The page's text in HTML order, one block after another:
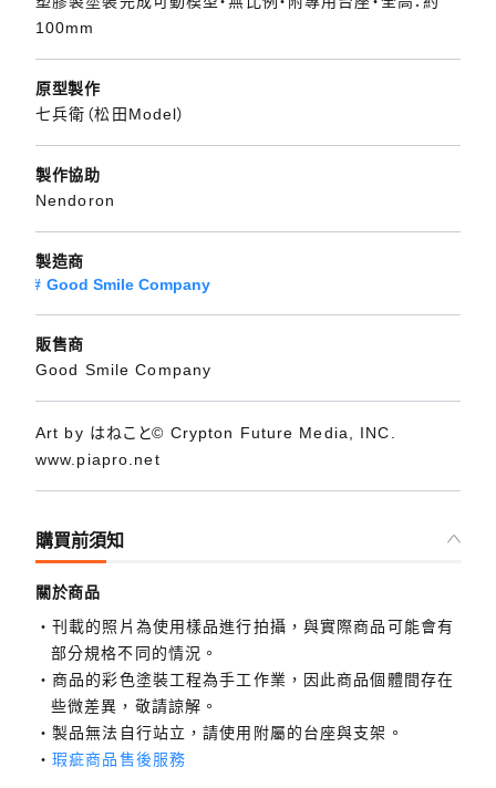
100mm
原型製作
七兵衛（松田Model）
製作協助
Nendoron
製造商
Good Smile Company
販售商
Good Smile Company
Art by はねこと© Crypton Future Media, INC.
www.piapro.net
購買前須知
關於商品
刊載的照片為使用樣品進行拍攝，與實際商品可能會有
部分規格不同的情況。
商品的彩色塗裝工程為手工作業，因此商品個體間存在
些微差異，敬請諒解。
製品無法自行站立，請使用附屬的台座與支架。
瑕疵商品售後服務